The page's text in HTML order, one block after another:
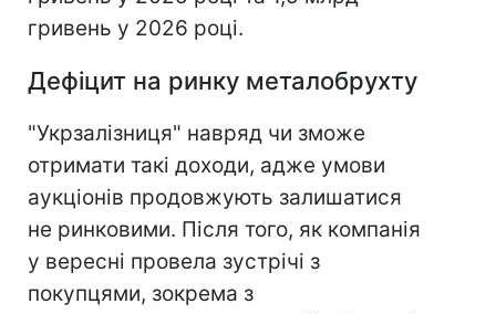
гривень у 2026 році.
Дефіцит на ринку металобрухту
"Укрзалізниця" навряд чи зможе
отримати такі доходи, адже умови
аукціонів продовжують залишатися
не ринковими. Після того, як компанія
у вересні провела зустрічі з
покупцями, зокрема з